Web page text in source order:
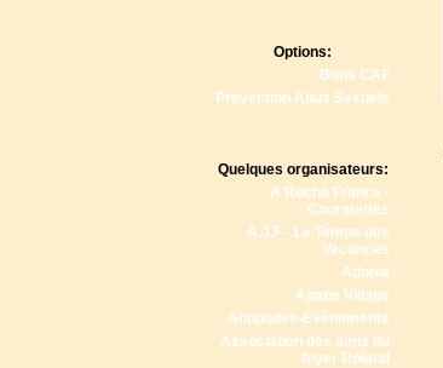
Options:
Bons CAF
Prévention Abus Sexuels
Quelques organisateurs:
A Rocha France -
Courmettes
A.J.F - Le Temps des
Vacances
Adonia
Agape Village
Antipodes-Evénements
Association des amis du
foyer Roland